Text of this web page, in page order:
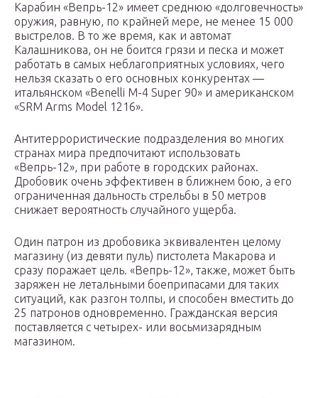
Карабин «Вепрь-12» имеет среднюю «долговечность»
оружия, равную, по крайней мере, не менее 15 000
выстрелов. В то же время, как и автомат
Калашникова, он не боится грязи и песка и может
работать в самых неблагоприятных условиях, чего
нельзя сказать о его основных конкурентах —
итальянском «Benelli M-4 Super 90» и американском
«SRM Arms Model 1216».
Антитеррористические подразделения во многих
странах мира предпочитают использовать
«Вепрь-12», при работе в городских районах.
Дробовик очень эффективен в ближнем бою, а его
ограниченная дальность стрельбы в 50 метров
снижает вероятность случайного ущерба.
Один патрон из дробовика эквивалентен целому
магазину (из девяти пуль) пистолета Макарова и
сразу поражает цель. «Вепрь-12», также, может быть
заряжен не летальными боеприпасами для таких
ситуаций, как разгон толпы, и способен вместить до
25 патронов одновременно. Гражданская версия
поставляется с четырех- или восьмизарядным
магазином.